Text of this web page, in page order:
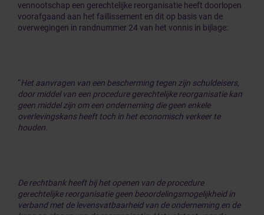
vennootschap een gerechtelijke reorganisatie heeft doorlopen
voorafgaand aan het faillissement en dit op basis van de
overwegingen in randnummer 24 van het vonnis in bijlage:
“Het aanvragen van een bescherming tegen zijn schuldeisers,
door middel van een procedure gerechtelijke reorganisatie kan
geen middel zijn om een onderneming die geen enkele
overlevingskans heeft toch in het economisch verkeer te
houden.
De rechtbank heeft bij het openen van de procedure
gerechtelijke reorganisatie geen beoordelingsmogelijkheid in
verband met de levensvatbaarheid van de onderneming en de